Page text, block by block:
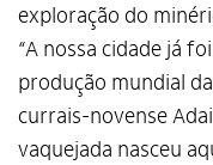
exploração do
“A nossa cidade já
produção mundial
currais-novense
vaquejada nasceu